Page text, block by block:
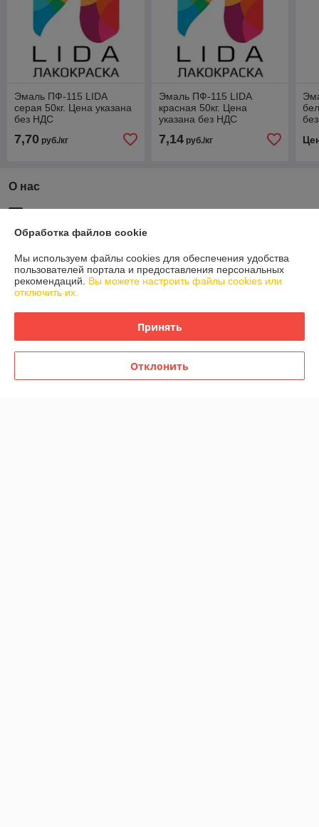
Эмаль ПФ-115 LIDA
серая 50кг. Цена указана
без НДС
7,70 руб./кг
Эмаль ПФ-115 LIDA
красная 50кг. Цена
указана без НДС
7,14руб./кг
О нас
г. Минск
ул. Тростенецкая, д. 3, пом. 407, Минск, Беларусь
Контакты
Сегодня выходнойПоказать весь график работы
Обработка файлов cookie
Мы используем файлы cookies для обеспечения удобства
пользователей портала и предоставления персональных
рекомендаций. Вы можете настроить файлы cookies или
отключить их.
Принять
Отклонить